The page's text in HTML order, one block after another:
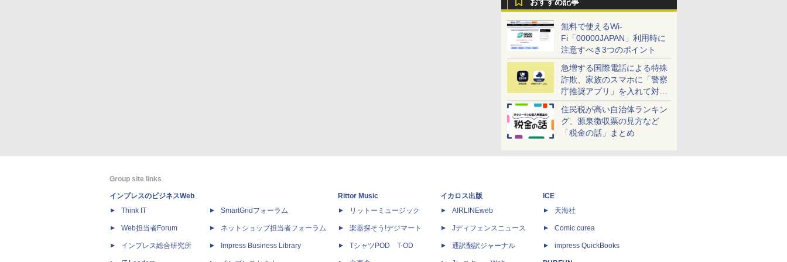
無料で使えるWi-
Fi「00000JAPAN」利用時に
注意すべき3つのポイント
急増する国際電話による特殊
詐欺、家族のスマホに「警察
庁推奨アプリ」を入れて対策
しよう！
住民税が高い自治体ランキン
グ、源泉徴収票の見方など
「税金の話」まとめ
Group site links
インプレスのビジネスWeb
Think IT
Web担当者Forum
インプレス総合研究所
SmartGridフォーラム
ネットショップ担当者フォーラム
Impress Business Library
Rittor Music
リットーミュージック
楽器探そう!デジマート
TシャツPOD T-OD
イカロス出版
AIRLINEweb
Jディフェンスニュース
通訳翻訳ジャーナル
ICE
天海社
Comic curea
impress QuickBooks